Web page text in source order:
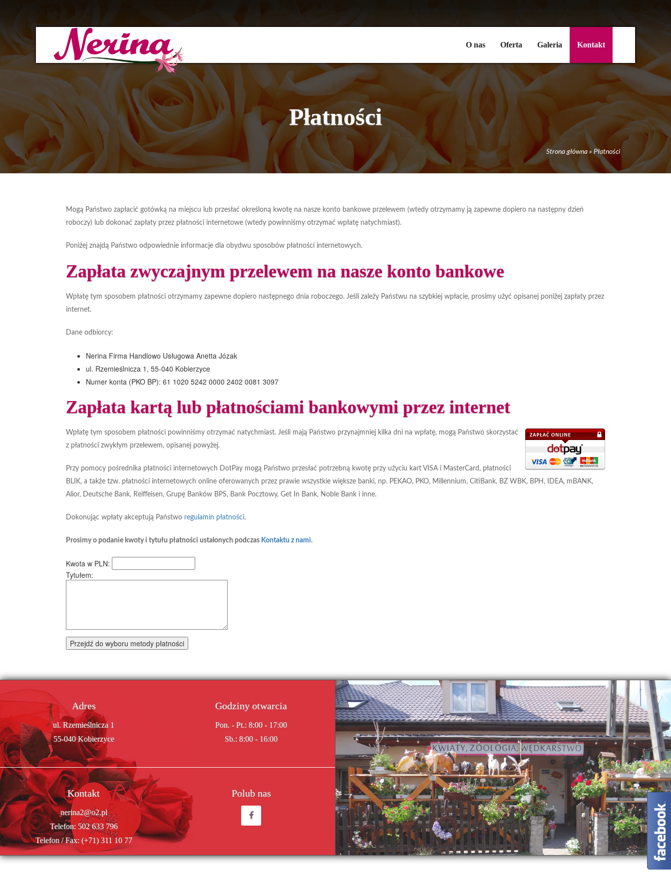
O nas Oferta Galeria Kontakt
Płatności
Strona główna »Płatności
Mogą Państwo zapłacić gotówką na miejscu lub przesłać określoną kwotę na nasze konto bankowe przelewem (wtedy otrzymamy ją zapewne dopiero na następny dzień
roboczy) lub dokonać zapłaty przez płatności internetowe (wtedy powinniśmy otrzymać wpłatę natychmiast).
Poniżej znajdą Państwo odpowiednie informacje dla obydwu sposobów płatności internetowych.
Zapłata zwyczajnym przelewem na nasze konto bankowe
Wpłatę tym sposobem płatności otrzymamy zapewne dopiero następnego dnia roboczego. Jeśli zależy Państwu na szybkiej wpłacie, prosimy użyć opisanej poniżej zapłaty przez
internet.
Dane odbiorcy:
Nerina Firma Handlowo Usługowa Anetta Józak
ul. Rzemieślnicza 1, 55-040 Kobierzyce
Numer konta (PKO BP): 61 1020 5242 0000 2402 0081 3097
Zapłata kartą lub płatnościami bankowymi przez internet
Wpłatę tym sposobem płatności powinniśmy otrzymać natychmiast. Jeśli mają Państwo przynajmniej kilka dni na wpłatę, mogą Państwo skorzystać
z płatności zwykłym przelewem, opisanej powyżej.
Przy pomocy pośrednika płatności internetowych DotPay mogą Państwo przesłać potrzebną kwotę przy użyciu kart VISA i MasterCard, płatności
BLIK, a także tzw. płatności internetowych online oferowanych przez prawie wszystkie większe banki, np. PEKAO, PKO, Millennium, CitiBank, BZ WBK, BPH, IDEA, mBANK,
Alior, Deutsche Bank, Reiffeisen, Grupę Banków BPS, Bank Pocztowy, Get In Bank, Noble Bank i inne.
Dokonując wpłaty akceptują Państwo regulamin płatności.
Prosimy o podanie kwoty i tytułu płatności ustalonych podczas Kontaktu z nami.
Kwota w PLN:
Tytułem:
Godziny otwarcia
Pon. - Pt.: 8:00 - 17:00
Sb.: 8:00 - 16:00
Adres
ul. Rzemieślnicza 1
55-040 Kobierzyce
Polub nas
Kontakt
nerina2@o2.pl
Telefon:502 633 796
Telefon / Fax: (+71) 311 10 77